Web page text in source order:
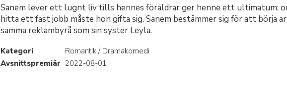
Sanem lever ett lugnt liv tills hennes föräldrar ger henne ett ultimatum:
hitta ett fast jobb måste hon gifta sig. Sanem bestämmer sig för att börja
samma reklambyrå som sin syster Leyla.
Kategori
Romantik / Dramakomedi
Avsnittspremiär 2022-08-01